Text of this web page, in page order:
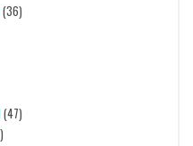
(36)
(47)